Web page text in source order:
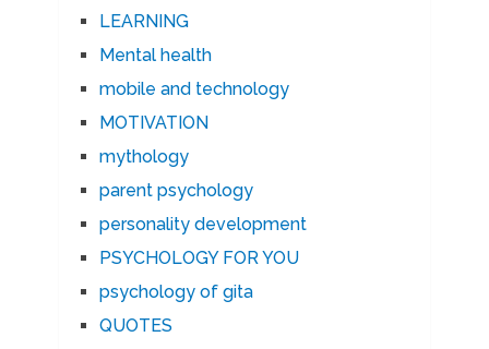
LEARNING
Mental health
mobile and technology
MOTIVATION
mythology
parent psychology
personality development
PSYCHOLOGY FOR YOU
psychology of gita
QUOTES